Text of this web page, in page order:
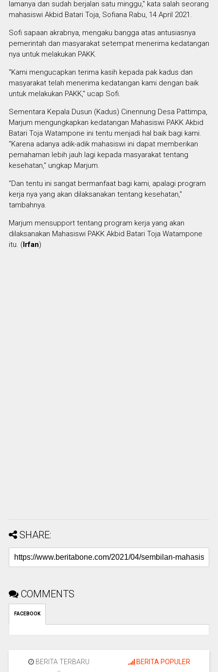
lamanya dan sudah berjalan satu minggu," kata salah seorang
mahasiswi Akbid Batari Toja, Sofiana Rabu, 14 April 2021.
Sofi sapaan akrabnya, mengaku bangga atas antusiasnya
pemerintah dan masyarakat setempat menerima kedatangan
nya untuk melakukan PAKK.
"Kami mengucapkan terima kasih kepada pak kadus dan
masyarakat telah menerima kedatangan kami dengan baik
untuk melakukan PAKK," ucap Sofi.
Sementara Kepala Dusun (Kadus) Cinennung Desa Pattimpa,
Marjum mengungkapkan kedatangan Mahasiswi PAKK Akbid
Batari Toja Watampone ini tentu menjadi hal baik bagi kami.
"Karena adanya adik-adik mahasiswi ini dapat memberikan
pemahaman lebih jauh lagi kepada masyarakat tentang
kesehatan," ungkap Marjum.
"Dan tentu ini sangat bermanfaat bagi kami, apalagi program
kerja nya yang akan dilaksanakan tentang kesehatan,"
tambahnya.
Marjum mensupport tentang program kerja yang akan
dilaksanakan Mahasiswi PAKK Akbid Batari Toja Watampone
itu. (Irfan)
SHARE:
COMMENTS
FACEBOOK
BERITA TERBARU BERITA POPULER